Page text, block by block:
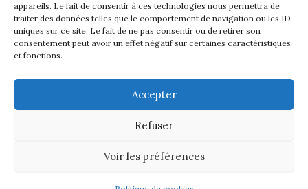
appareils. Le fait de consentir à ces technologies nous permettra de
traiter des données telles que le comportement de navigation ou les ID
uniques sur ce site. Le fait de ne pas consentir ou de retirer son
consentement peut avoir un effet négatif sur certaines caractéristiques
et fonctions.
Accepter
Refuser
Voir les préférences
laurent/14/01/2025
Né le 2/10/1962 à Liège, Olivier Jaminon est le
Jaminon. Professeur de […]